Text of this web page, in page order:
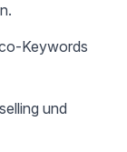
Keywords
und